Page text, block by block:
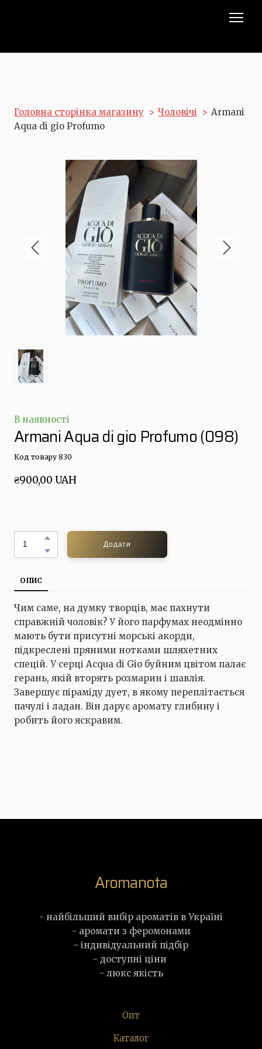
Головна сторінка магазину Чоловічі
Armani
Aqua di gio Profumo
В наявності
Armani Aqua di gio Profumo(098)
Код товару 830
₴900,00 UAH
Додати
ОПИС
Чим саме, на думку творців, має пахнути
справжній чоловік? У його парфумах неодмінно
мають бути присутні морські акорди,
підкреслені пряними нотками шляхетних
спецій. У серці Acqua di Gio буйним цвітом палає
герань, якій вторять розмарин і шавлія.
Завершує піраміду дует, в якому переплітається
пачулі і ладан. Він дарує аромату глибину і
робить його яскравим.
Aromanota
- найбільший вибір ароматів в Україні
- аромати з феромонами
- індивідуальний підбір
- доступні ціни
- люкс якість
Опт
Каталог